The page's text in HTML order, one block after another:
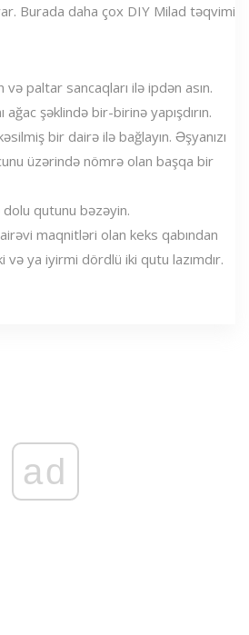
Burada daha çox DIY Milad təqvimi
və paltar sancaqları ilə ipdən asın.
ağac şəklində bir-birinə yapışdırın.
bir dairə ilə bağlayın. Əşyanızı
üzərində nömrə olan başqa bir
qutunu bəzəyin.
maqnitləri olan keks qabından
və ya iyirmi dördlü iki qutu lazımdır.
ad